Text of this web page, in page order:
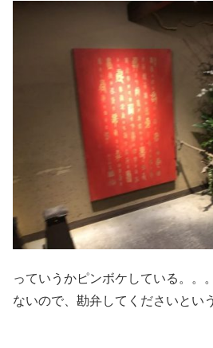
っていうかピンボケしている。。
ないので、勘弁してくださいとい